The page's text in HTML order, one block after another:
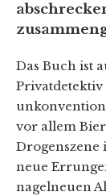
Das Buch ist
Privatdetektiv
vor allem
Drogenszene
neue
nagelneuen